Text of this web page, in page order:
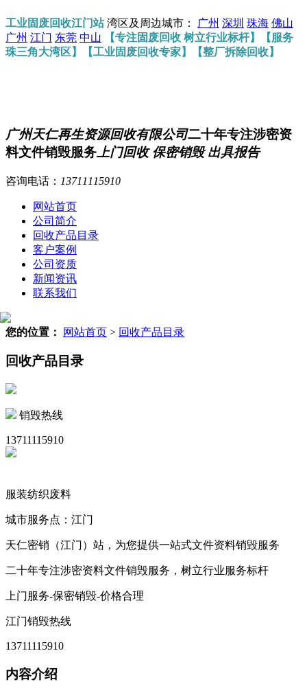
工业固废回收江门站湾区及周边城市： 广州 深圳 珠海 佛山
广州 江门 东莞 中山
【专注固废回收 树立行业标杆】【服务
珠三角大湾区】【工业固废回收专家】【整厂拆除回收】
广州天仁再生资源回收有限公司二十年专注涉密资
料文件销毁服务 上门回收 保密销毁 出具报告
咨询电话： 13711115910
网站首页
公司简介
回收产品目录
客户案例
公司资质
新闻资讯
联系我们
您的位置： 网站首页 > 回收产品目录
回收产品目录
销毁热线
13711115910
服装纺织废料
城市服务点：江门
天仁密销（江门）站，为您提供一站式文件资料销毁服务
二十年专注涉密资料文件销毁服务，树立行业服务标杆
上门服务-保密销毁-价格合理
江门销毁热线
13711115910
内容介绍